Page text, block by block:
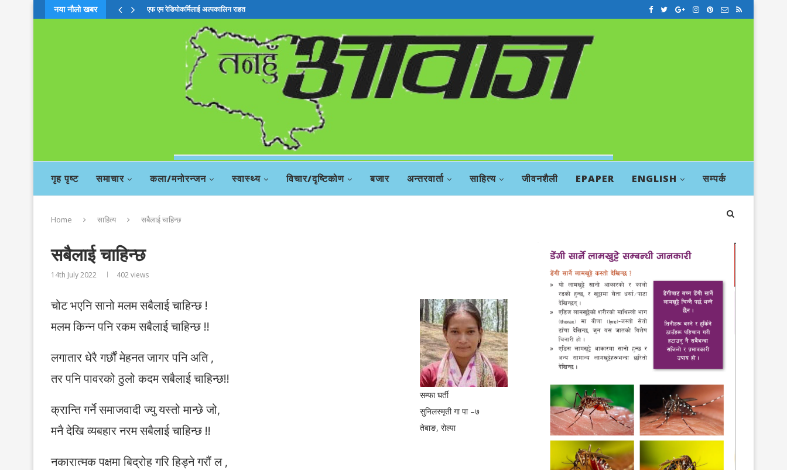
नया नौलो खबर एफ एम रेडियोकर्मिलाई अल्पकालिन राहत
गृह पृष्ट समाचार कला/मनोरन्जन स्वास्थ्य विचार/दृष्टिकोण बजार अन्तरवार्ता साहित्य जीवनशैली EPAPER ENGLISH सम्पर्क
Home साहित्य सबैलाई चाहिन्छ
सबैलाई चाहिन्छ
14th July 2022 402views
सम्फा घर्ती
सुनिलस्मृती गा पा –७
तेबाङ, रोल्पा
चोट भएनि सानो मलम सबैलाई चाहिन्छ !
मलम किन्न पनि रकम सबैलाई चाहिन्छ !!
लगातार धेरै गर्छौं मेहनत जागर पनि अति ,
तर पनि पावरको ठुलो कदम सबैलाई चाहिन्छ!!
क्रान्ति गर्ने समाजवादी ज्यु यस्तो मान्छे जो,
मनै देखि व्यबहार नरम सबैलाई चाहिन्छ !!
नकारात्मक पक्षमा बिद्रोह गरि हिड्ने गरौं ल ,